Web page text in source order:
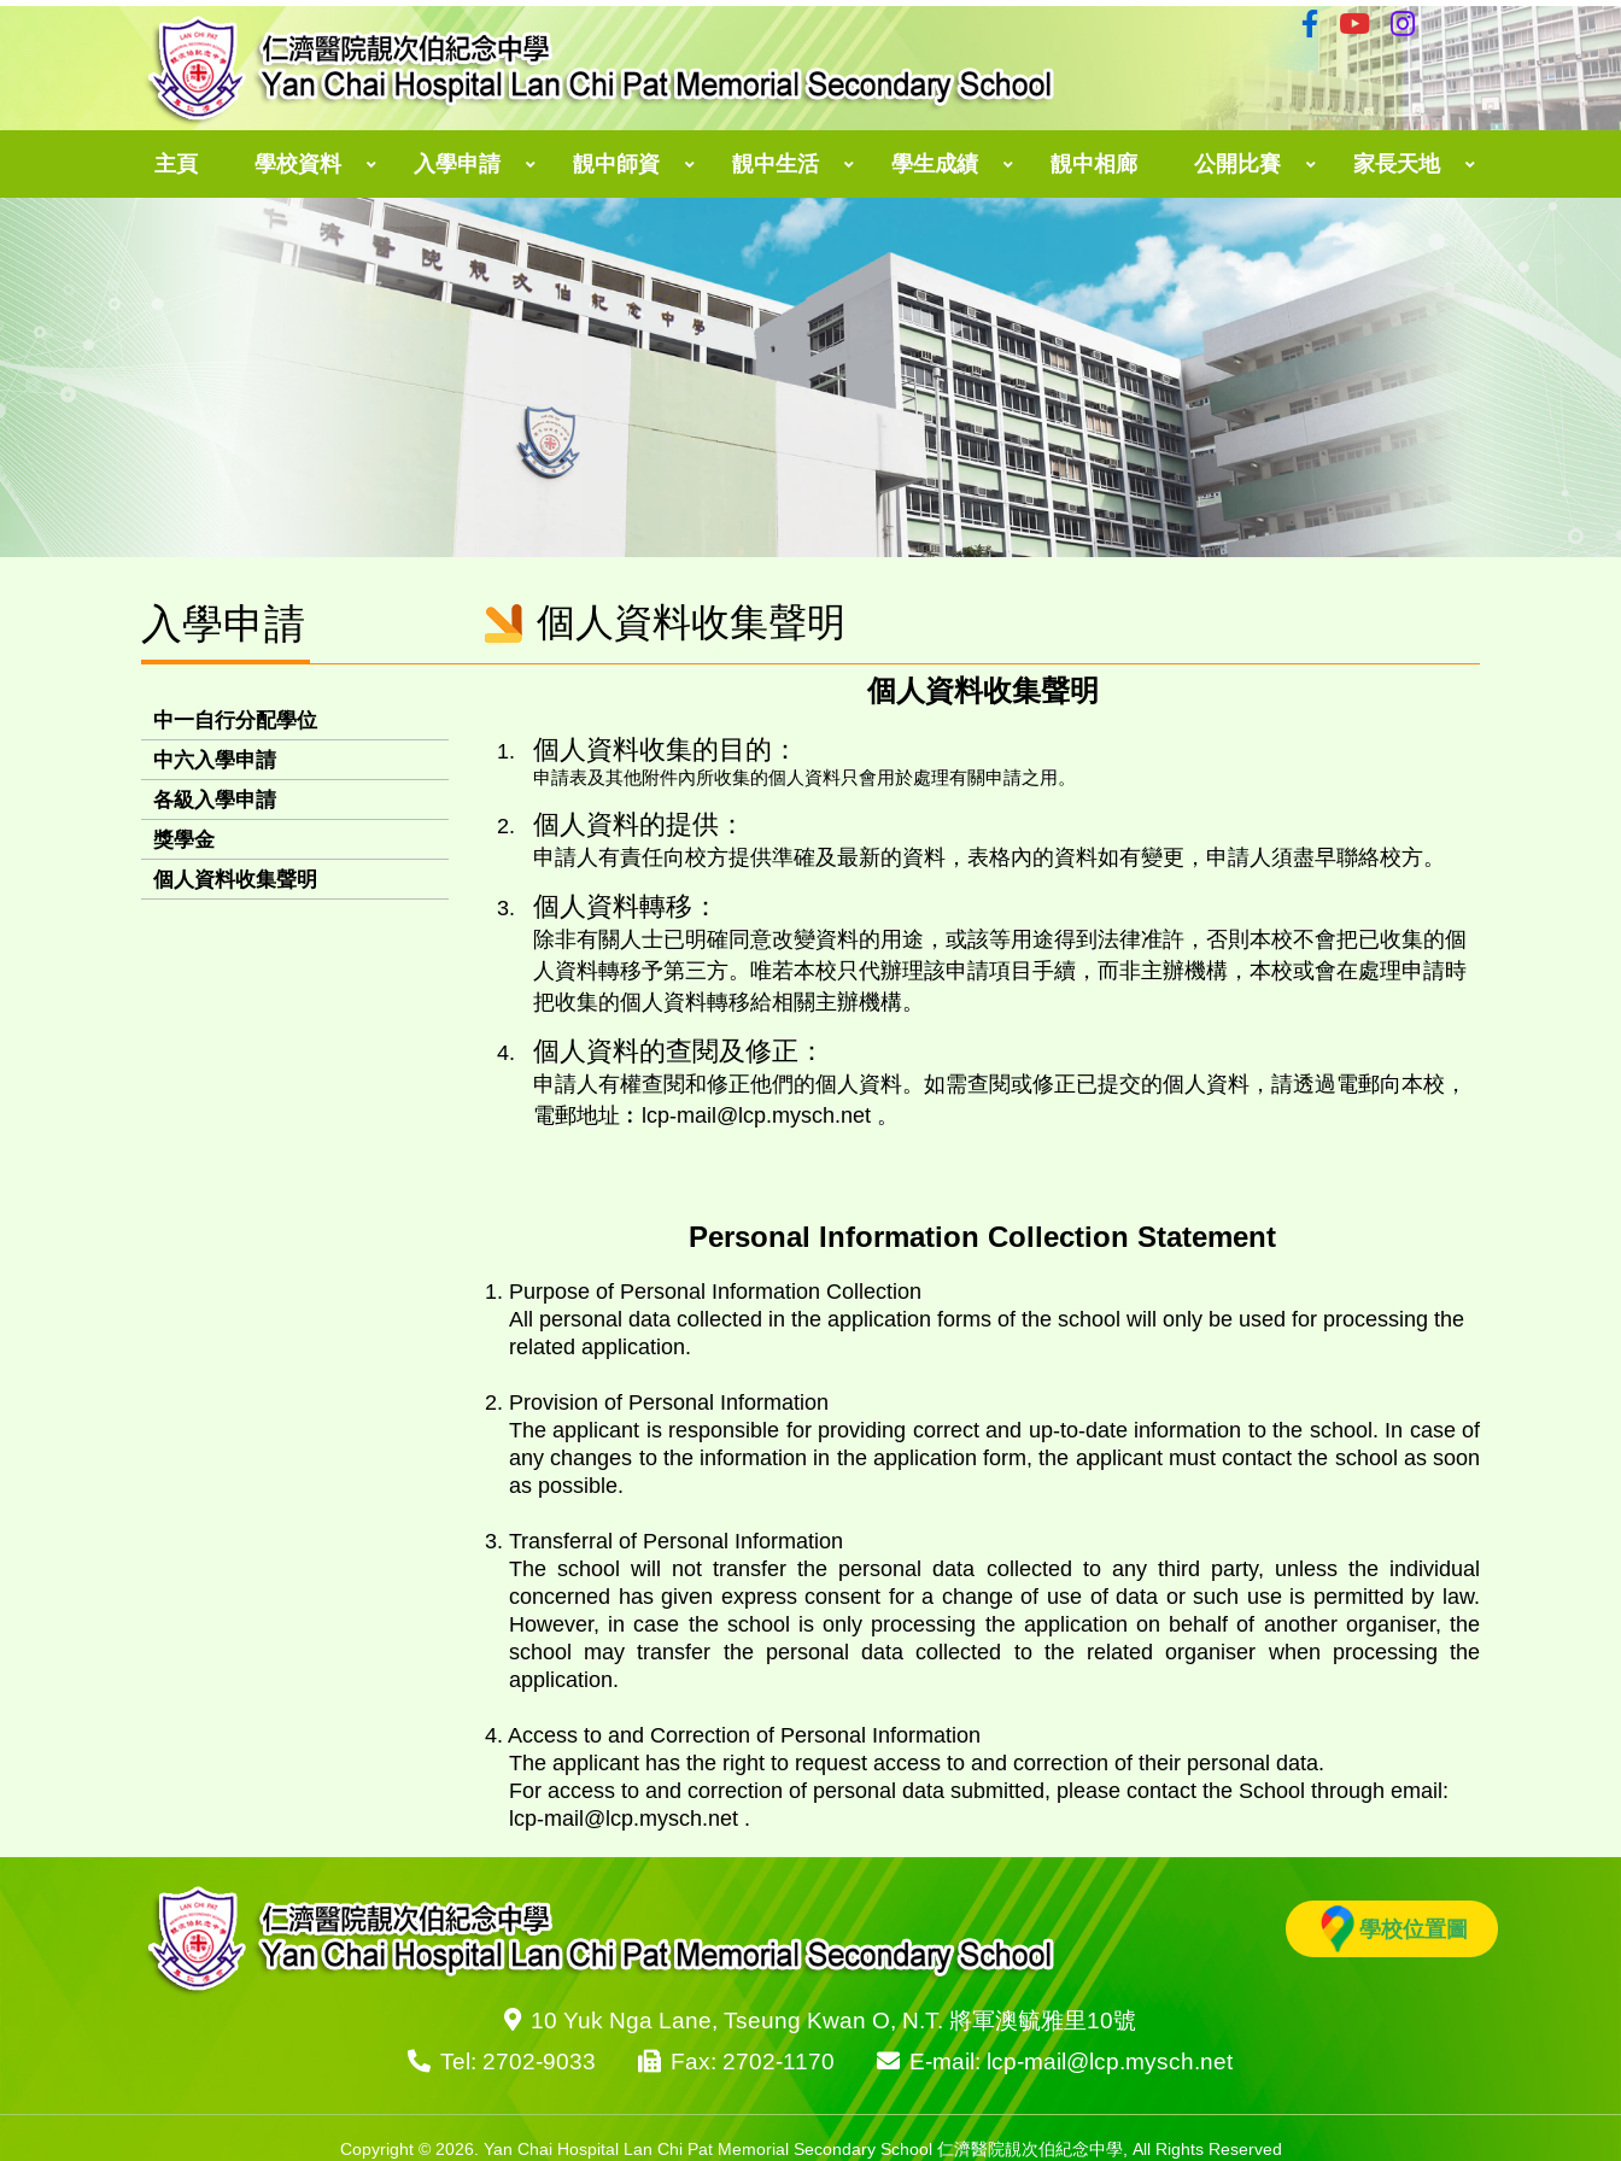
主頁 學校資料 入學申請 靚中師資 靚中生活 學生成績 靚中相廊 公開比賽 家長天地
入學申請 個人資料收集聲明
中一自行分配學位
中六入學申請
各級入學申請
獎學金
個人資料收集聲明
個人資料收集聲明
個人資料收集的目的：
申請表及其他附件內所收集的個人資料只會用於處理有關申請之用。
個人資料的提供：
申請人有責任向校方提供準確及最新的資料，表格內的資料如有變更，申請人須盡早聯絡校方。
個人資料轉移：
除非有關人士已明確同意改變資料的用途，或該等用途得到法律准許，否則本校不會把已收集的個
人資料轉移予第三方。唯若本校只代辦理該申請項目手續，而非主辦機構，本校或會在處理申請時
把收集的個人資料轉移給相關主辦機構。
個人資料的查閱及修正：
申請人有權查閱和修正他們的個人資料。如需查閱或修正已提交的個人資料，請透過電郵向本校，
電郵地址︰lcp-mail@lcp.mysch.net 。
Personal Information Collection Statement
1. Purpose of Personal Information Collection
All personal data collected in the application forms of the school will only be used for processing the
related application.
2. Provision of Personal Information
The applicant is responsible for providing correct and up-to-date information to the school. In case of
any changes to the information in the application form, the applicant must contact the school as soon
as possible.
3. Transferral of Personal Information
The school will not transfer the personal data collected to any third party, unless the individual
concerned has given express consent for a change of use of data or such use is permitted by law.
However, in case the school is only processing the application on behalf of another organiser, the
school may transfer the personal data collected to the related organiser when processing the
application.
4. Access to and Correction of Personal Information
The applicant has the right to request access to and correction of their personal data.
For access to and correction of personal data submitted, please contact the School through email:
lcp-mail@lcp.mysch.net .
學校位置圖
10 Yuk Nga Lane, Tseung Kwan O, N.T. 將軍澳毓雅里10號
Tel: 2702-9033
Fax: 2702-1170 E-mail: lcp-mail@lcp.mysch.net
Copyright © 2026. Yan Chai Hospital Lan Chi Pat Memorial Secondary School 仁濟醫院靚次伯紀念中學, All Rights Reserved